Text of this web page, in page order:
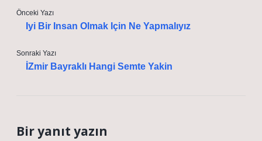
Önceki Yazı
Iyi Bir Insan Olmak Için Ne Yapmalıyız
Sonraki Yazı
İZmir Bayraklı Hangi Semte Yakin
Bir yanıt yazın